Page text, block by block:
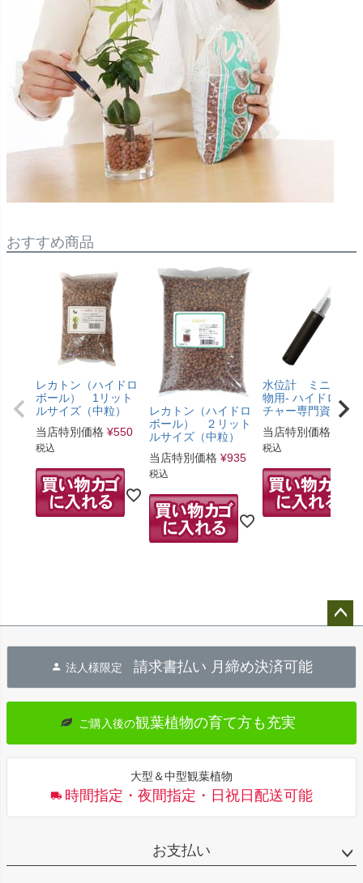
おすすめ商品
レカトン（ハイドロ
ボール） 1リット
ルサイズ（中粒）
当店特別価格 ¥550
税込
レカトン（ハイドロ
ボール） ２リット
ルサイズ（中粒）
当店特別価格 ¥935
税込
水位計 ミニ観葉
物用- ハイドロカル
チャー専門資材
当店特別価格
税込
へ
法人様限定 請求書払い 月締め決済可能
ご購入後の観葉植物の育て方も充実
大型＆中型観葉植物
時間指定・夜間指定・日祝日配送可能
お支払い